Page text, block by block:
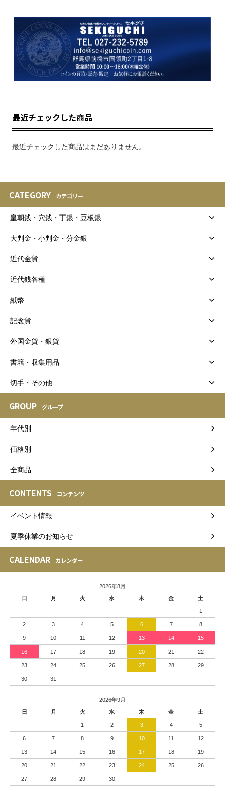
最近チェックした商品
最近チェックした商品はまだありません。
CATEGORY カテゴリー
皇朝銭・穴銭・丁銀・豆板銀
大判金・小判金・分金銀
近代金貨
近代銭各種
紙幣
記念貨
外国金貨・銀貨
書籍・収集用品
切手・その他
GROUP グループ
年代別
価格別
全商品
CONTENTS コンテンツ
イベント情報
夏季休業のお知らせ
CALENDAR カレンダー
2026年8月
日
月 火 水 木 金 土
1
2 3 4 5 6 7 8
9 10 11 12 13 14 15
16 17 18 19 20 21 22
23 24 25 26 27 28 29
30 31
2026年9月
日
月 火 水 木 金 土
1 2 3 4 5
6 7 8 9 10 11 12
13 14 15 16 17 18 19
20 21 22 23 24 25 26
27 28 29 30